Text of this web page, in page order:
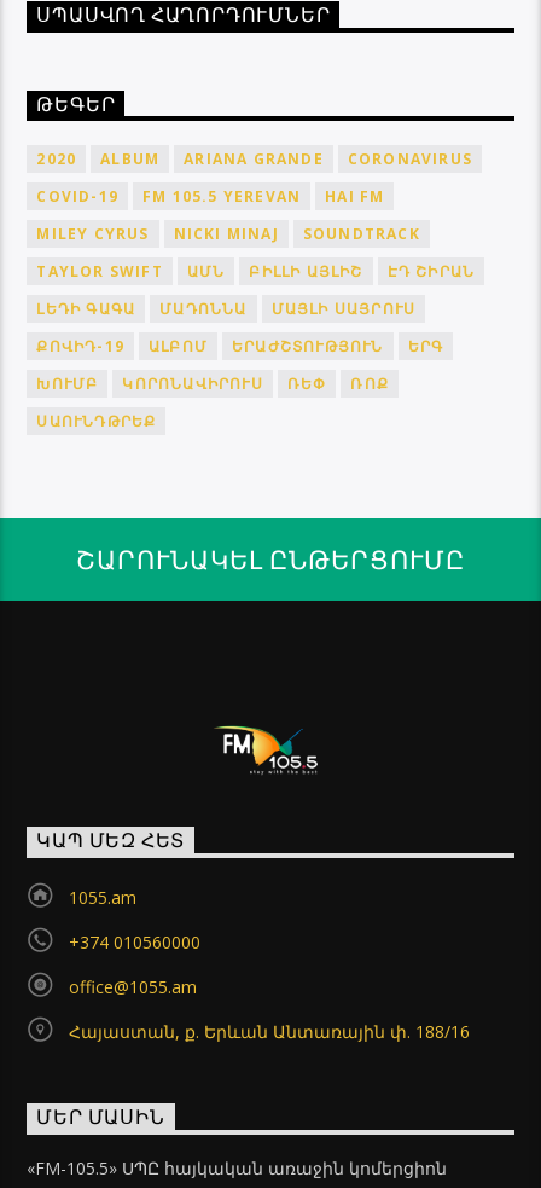
ՍՊԱՍՎՈՂ ՀԱՂՈՐԴՈՒՄՆԵՐ
ԹԵԳԵՐ
2020 ALBUM ARIANA GRANDE
CORONAVIRUS
COVID-19
FM 105.5 YEREVAN
HAI FM
MILEY CYRUS
NICKI MINAJ
SOUNDTRACK
TAYLOR SWIFT
ԱՄՆ ԲԻԼԼԻ ԱՅԼԻՇ
ԷԴ ՇԻՐԱՆ
ԼԵԴԻ ԳԱԳԱ
ՄԱԴՈՆՆԱ
ՄԱՅԼԻ ՍԱՅՐՈՒՍ
ՔՈՎԻԴ-19
ԱԼԲՈՄ ԵՐԱԺՇՏՈՒԹՅՈՒՆ
ԵՐԳ
ԽՈՒՄԲ
ԿՈՐՈՆԱՎԻՐՈՒՍ ՌԵՓ
ՌՈՔ
ՍԱՈՒՆԴԹՐԵՔ
ՇԱՐՈՒՆԱԿԵԼ ԸՆԹԵՐՑՈՒՄԸ
ԿԱՊ ՄԵԶ ՀԵՏ
1055.am
+374 010560000
office@1055.am
Հայաստան, ք. Երևան Անտառային փ. 188/16
ՄԵՐ ՄԱՍԻՆ
«FM-105.5» ՍՊԸ հայկական առաջին կոմերցիոն